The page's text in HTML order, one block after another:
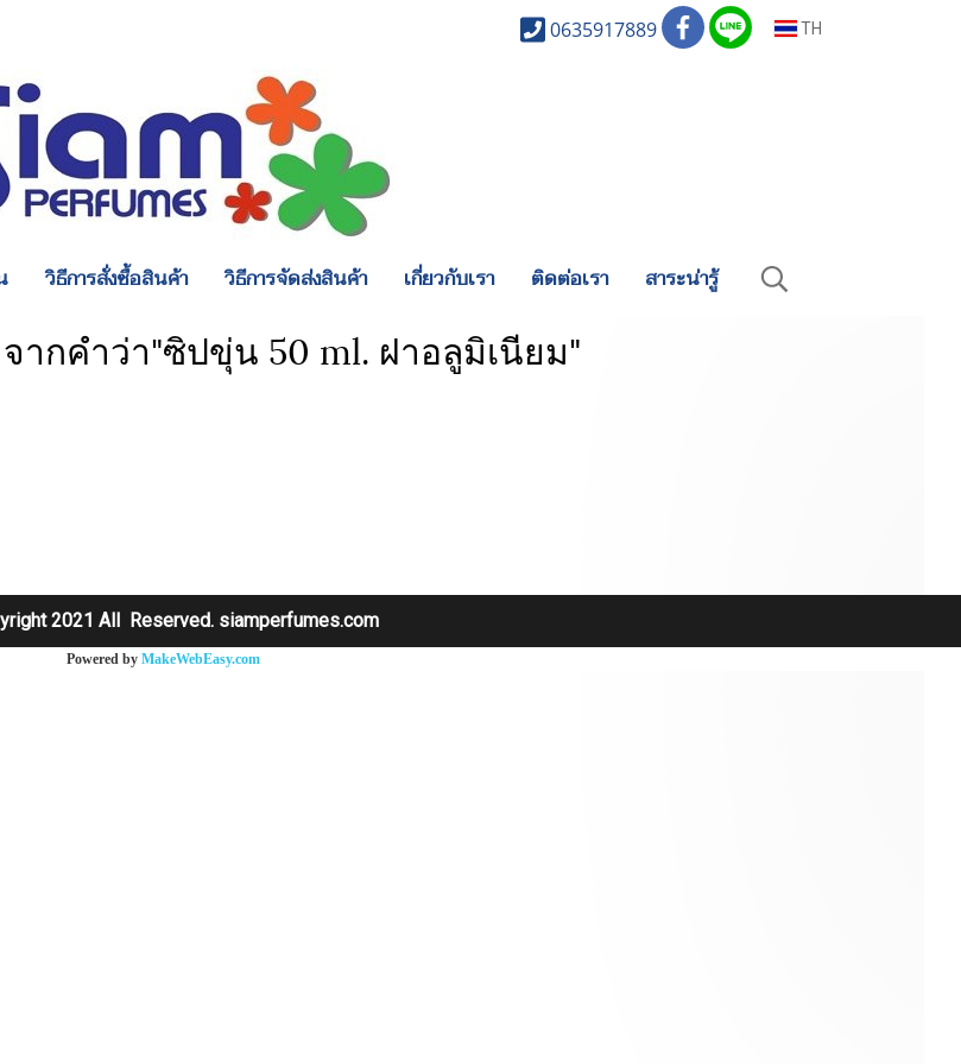
0635917889 TH
วิธีการสั่งซื้อสินค้า วิธีการจัดส่งสินค้า เกี่ยวกับเรา ติดต่อเรา สาระน่ารู้
ากคำว่า"ซิปขุ่น 50 ml. ฝาอลูมิเนียม"
2021 All Reserved. siamperfumes.com
Powered by MakeWebEasy.com